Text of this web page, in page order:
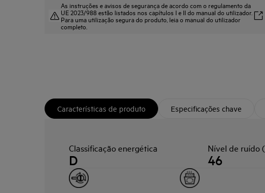
As instruções e avisos de segurança de acordo com o regulamento da
UE 2023/988 estão listados nos capítulos I e II do manual do utilizador.
Para uma utilização segura do produto, leia o manual do utilizador
completo.
Características de produto Especificações chave
Classificação energética
D
Nível de ruído
46